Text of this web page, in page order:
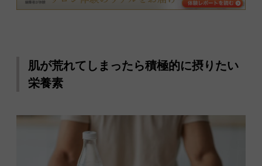
肌が荒れてしまったら積極的に摂りたい
栄養素